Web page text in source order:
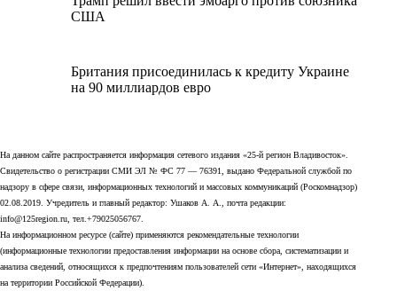
США
Британия присоединилась к кредиту Украине
на 90 миллиардов евро
На данном сайте распространяется информация сетевого издания «25-й регион Владивосток».
Свидетельство о регистрации СМИ ЭЛ № ФС 77 — 76391, выдано Федеральной службой по
надзору в сфере связи, информационных технологий и массовых коммуникаций (Роскомнадзор)
02.08.2019. Учредитель и главный редактор: Ушаков А. А., почта редакции:
info@125region.ru, тел.+79025056767.
На информационном ресурсе (сайте) применяются рекомендательные технологии
(информационные технологии предоставления информации на основе сбора, систематизации и
анализа сведений, относящихся к предпочтениям пользователей сети «Интернет», находящихся
на территории Российской Федерации).